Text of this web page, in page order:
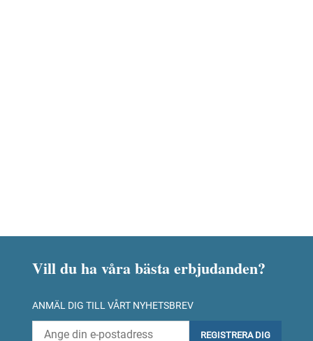
Vill du ha våra bästa erbjudanden?
ANMÄL DIG TILL VÅRT NYHETSBREV
REGISTRERA DIG